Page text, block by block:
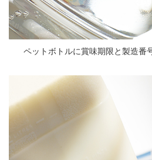
ペットボトルに賞味期限と製造番